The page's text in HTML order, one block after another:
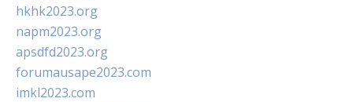
hkhk2023.org
napm2023.org
apsdfd2023.org
forumausape2023.com
imkl2023.com